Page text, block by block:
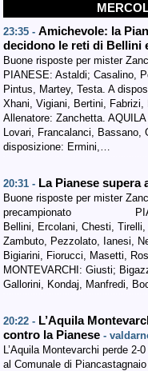
23:35 - Amichevole: la
decidono le reti di Bellini
Buone risposte per mister
PIANESE: Astaldi; Casalino,
Pintus, Martey, Testa. A
Xhani, Vigiani, Bertini,
Allenatore: Zanchetta.
Lovari, Francalanci, Bassano,
disposizione: Ermini,…
20:31 - La Pianese supera
Buone risposte per mister
precampionato
Bellini, Ercolani, Chesti,
Zambuto, Pezzolato, Ianesi,
Bigiarini, Fiorucci, Masetti,
MONTEVARCHI: Giusti;
Gallorini, Kondaj, Manfredi,
20:22 - L’Aquila
contro la Pianese -
L’Aquila Montevarchi perde
al Comunale di